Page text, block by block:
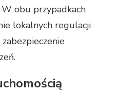
W obu przypadkach
lokalnych regulacji